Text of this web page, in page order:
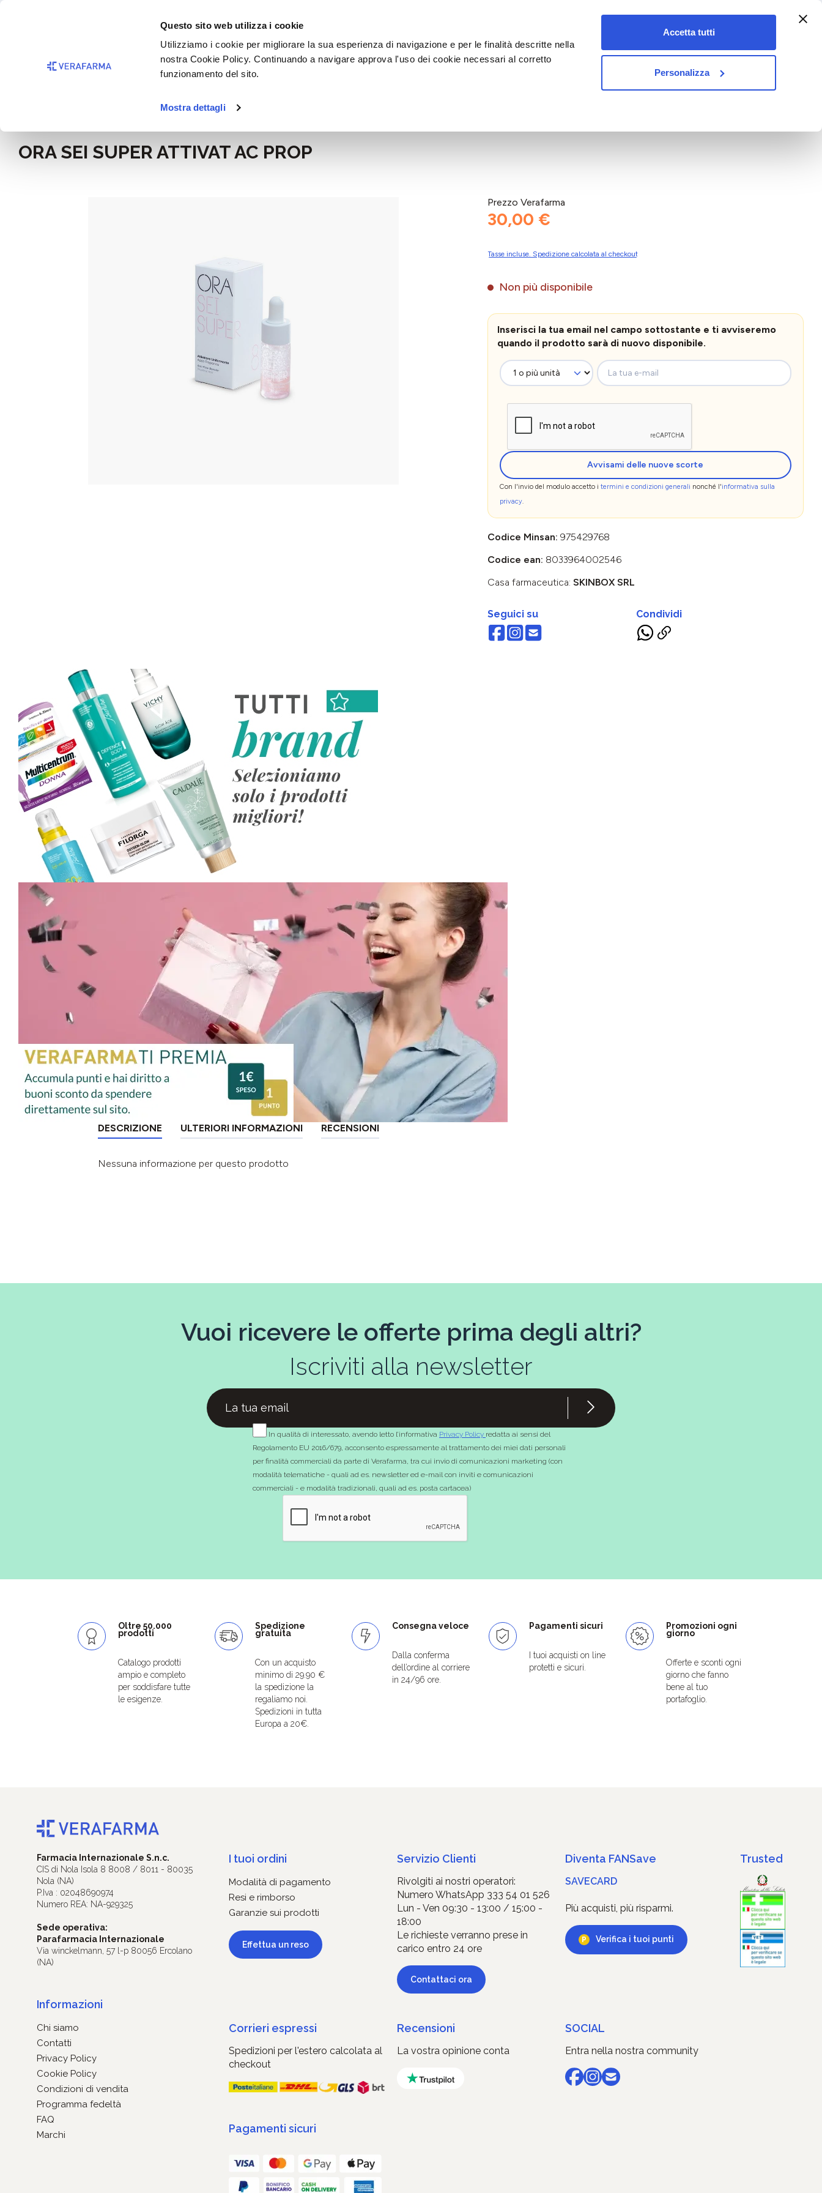
Questo sito web utilizza i cookie
Utilizziamo i cookie per migliorare la sua esperienza di navigazione e per le finalità descritte nella
nostra Cookie Policy. Continuando a navigare approva l'uso dei cookie necessari al corretto
funzionamento del sito.
Mostra dettagli
Accetta tutti
Personalizza
Passa alla navigazione principale
vet&pet
ORA SEI SUPER ATTIVAT AC PROP
Prezzo Verafarma
30,00 €
Tasse incluse. Spedizione calcolata al checkout
Non più disponibile
Inserisci la tua email nel campo sottostante e ti avviseremo
quando il prodotto sarà di nuovo disponibile.
La tua e-mail
Avvisami delle nuove scorte
Con l'invio del modulo accetto i termini e condizioni generali nonché l'informativa sulla
privacy.
Codice Minsan: 975429768
Codice ean: 8033964002546
Casa farmaceutica: SKINBOX SRL
Seguici su Condividi
DESCRIZIONE ULTERIORI INFORMAZIONI RECENSIONI
Nessuna informazione per questo prodotto
Vuoi ricevere le offerte prima degli altri?
Iscriviti alla newsletter
In qualità di interessato, avendo letto l’informativa Privacy Policy redatta ai sensi del
Regolamento EU 2016/679, acconsento espressamente al trattamento dei miei dati personali
per finalità commerciali da parte di Verafarma, tra cui invio di comunicazioni marketing (con
modalità telematiche - quali ad es. newsletter ed e-mail con inviti e comunicazioni
commerciali - e modalità tradizionali, quali ad es. posta cartacea)
Oltre 50.000
prodotti
Catalogo prodotti
ampio e completo
per soddisfare tutte
le esigenze.
Spedizione
gratuita
Con un acquisto
minimo di 29.90 €
la spedizione la
regaliamo noi.
Spedizioni in tutta
Europa a 20€.
Consegna veloce
Dalla conferma
dell’ordine al corriere
in 24/96 ore.
Pagamenti sicuri
I tuoi acquisti on line
protetti e sicuri.
Promozioni ogni
giorno
Offerte e sconti ogni
giorno che fanno
bene al tuo
portafoglio.
Farmacia Internazionale S.n.c.
CIS di Nola Isola 8 8008 / 8011 - 80035
Nola (NA)
P.Iva : 02048690974
Numero REA: NA-929325
Sede operativa:
Parafarmacia Internazionale
Via winckelmann, 57 l-p 80056 Ercolano
(NA)
Informazioni
Chi siamo
Contatti
Privacy Policy
Cookie Policy
Condizioni di vendita
Programma fedeltà
FAQ
Marchi
I tuoi ordini
Modalità di pagamento
Resi e rimborso
Garanzie sui prodotti
Effettua un reso
Servizio Clienti
Rivolgiti ai nostri operatori:
Numero WhatsApp 333 54 01 526
Lun - Ven 09:30 - 13:00 / 15:00 -
18:00
Le richieste verranno prese in
carico entro 24 ore
Contattaci ora
Diventa FANSave
SAVECARD
Più acquisti, più risparmi.
Verifica i tuoi punti
Corrieri espressi
Spedizioni per l'estero calcolata al
checkout
Recensioni
La vostra opinione conta
SOCIAL
Entra nella nostra community
Pagamenti sicuri
Trusted